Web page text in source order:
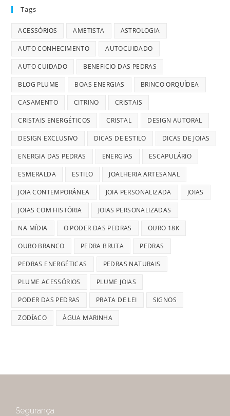
Tags
ACESSÓRIOS AMETISTA ASTROLOGIA
AUTO CONHECIMENTO AUTOCUIDADO
AUTO CUIDADO BENEFICIO DAS PEDRAS
BLOG PLUME BOAS ENERGIAS BRINCO ORQUÍDEA
CASAMENTO CITRINO CRISTAIS
CRISTAIS ENERGÉTICOS CRISTAL DESIGN AUTORAL
DESIGN EXCLUSIVO DICAS DE ESTILO DICAS DE JOIAS
ENERGIA DAS PEDRAS ENERGIAS ESCAPULÁRIO
ESMERALDA ESTILO JOALHERIA ARTESANAL
JOIA CONTEMPORÂNEA JOIA PERSONALIZADA JOIAS
JOIAS COM HISTÓRIA JOIAS PERSONALIZADAS
NA MÍDIA O PODER DAS PEDRAS OURO 18K
OURO BRANCO PEDRA BRUTA PEDRAS
PEDRAS ENERGÉTICAS PEDRAS NATURAIS
PLUME ACESSÓRIOS PLUME JOIAS
PODER DAS PEDRAS PRATA DE LEI SIGNOS
ZODÍACO ÁGUA MARINHA
Segurança